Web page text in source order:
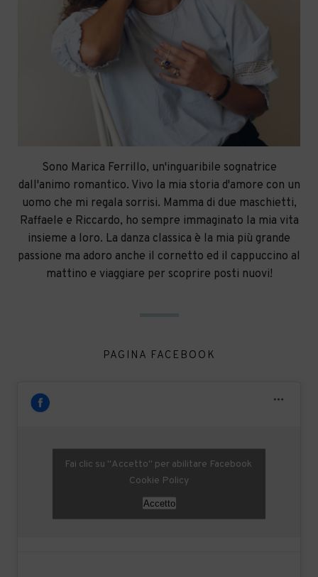
Sono Marica Ferrillo, un'inguaribile sognatrice
dall'animo romantico. Vivo la mia storia d'amore con un
uomo che mi regala sorrisi. Mamma di due maschietti,
Raffaele e Riccardo, ho sempre immaginato la mia vita
insieme a loro. La danza classica è la mia più grande
passione ma adoro anche il cornetto ed il cappuccino al
mattino e viaggiare per scoprire posti nuovi!
PAGINA FACEBOOK
Fai clic su "Accetto" per abilitare Facebook
Cookie Policy
Accetto